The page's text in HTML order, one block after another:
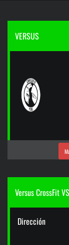
VERSUS
Versus CrossFit
Dirección